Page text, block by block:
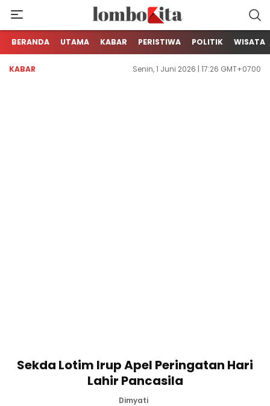
LOMBOKita
Media Berita Online dari Lombok
BERANDA UTAMA KABAR PERISTIWA POLITIK WISATA
KABAR Senin, 1 Juni 2026 | 17:26 GMT+0700
Sekda Lotim Irup Apel Peringatan Hari
Lahir Pancasila
Dimyati